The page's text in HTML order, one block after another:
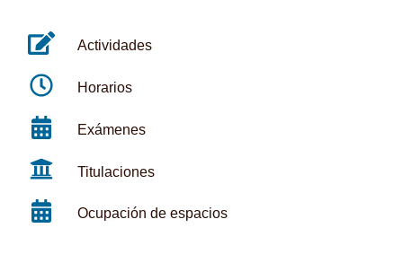
Actividades
Horarios
Exámenes
Titulaciones
Ocupación de espacios